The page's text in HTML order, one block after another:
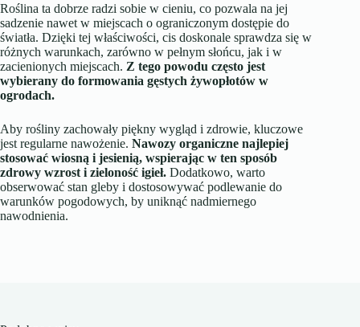
Roślina ta dobrze radzi sobie w cieniu, co pozwala na jej
sadzenie nawet w miejscach o ograniczonym dostępie do
światła. Dzięki tej właściwości, cis doskonale sprawdza się w
różnych warunkach, zarówno w pełnym słońcu, jak i w
zacienionych miejscach. Z tego powodu często jest
wybierany do formowania gęstych żywopłotów w
ogrodach.
Aby rośliny zachowały piękny wygląd i zdrowie, kluczowe
jest regularne nawożenie. Nawozy organiczne najlepiej
stosować wiosną i jesienią, wspierając w ten sposób
zdrowy wzrost i zieloność igieł. Dodatkowo, warto
obserwować stan gleby i dostosowywać podlewanie do
warunków pogodowych, by uniknąć nadmiernego
nawodnienia.